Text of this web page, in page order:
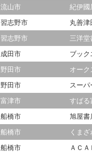
流山市
紀伊國
習志野市
丸善津
習志野市
三洋堂
成田市
ブック
野田市
オー
野田市
スー
富津市
すばる
船橋市
旭屋書
船橋市
くま
船橋市
ＡＣ